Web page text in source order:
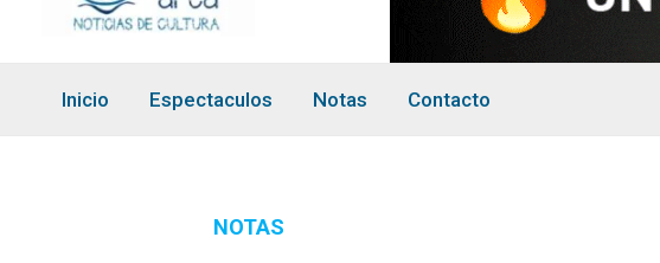
Inicio Espectaculos Notas Contacto
NOTAS